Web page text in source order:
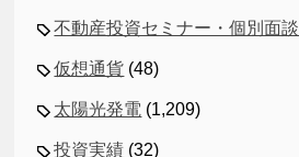
不動産投資セミナー・個別面談
仮想通貨 (48)
太陽光発電 (1,209)
投資実績 (32)